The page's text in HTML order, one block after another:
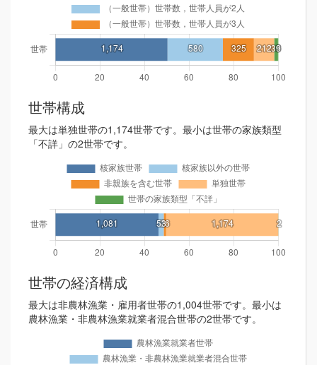
世帯構成
最大は単独世帯の1,174世帯です。最小は世帯の家族類型
「不詳」の2世帯です。
世帯の経済構成
最大は非農林漁業・雇用者世帯の1,004世帯です。最小は
農林漁業・非農林漁業就業者混合世帯の2世帯です。